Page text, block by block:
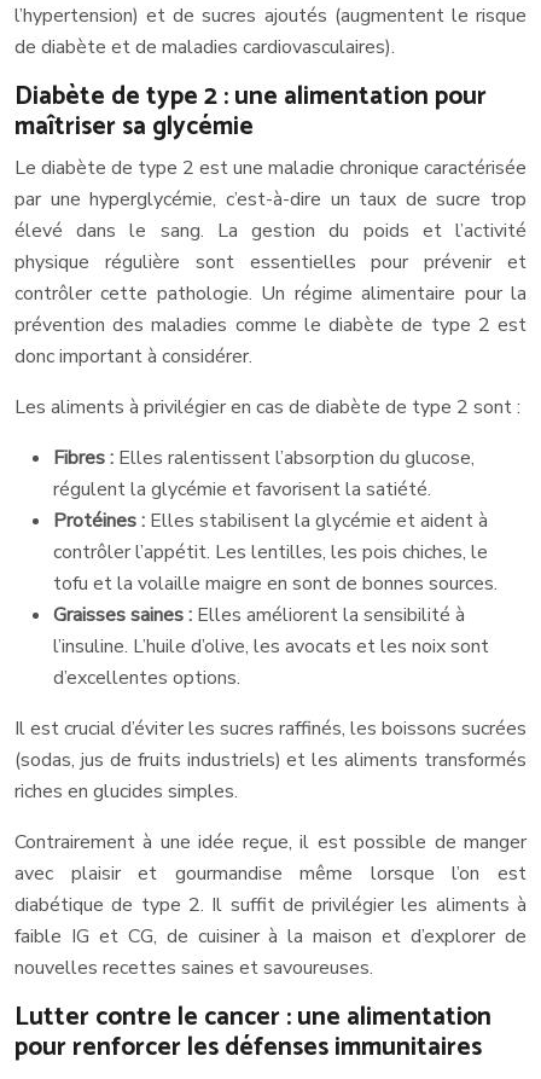
l’hypertension) et de sucres ajoutés (augmentent le risque
de diabète et de maladies cardiovasculaires).
Diabète de type 2 : une alimentation pour
maîtriser sa glycémie
Le diabète de type 2 est une maladie chronique caractérisée
par une hyperglycémie, c’est-à-dire un taux de sucre trop
élevé dans le sang. La gestion du poids et l’activité
physique régulière sont essentielles pour prévenir et
contrôler cette pathologie. Un régime alimentaire pour la
prévention des maladies comme le diabète de type 2 est
donc important à considérer.
Les aliments à privilégier en cas de diabète de type 2 sont :
Fibres : Elles ralentissent l’absorption du glucose,
régulent la glycémie et favorisent la satiété.
Protéines : Elles stabilisent la glycémie et aident à
contrôler l’appétit. Les lentilles, les pois chiches, le
tofu et la volaille maigre en sont de bonnes sources.
Graisses saines : Elles améliorent la sensibilité à
l’insuline. L’huile d’olive, les avocats et les noix sont
d’excellentes options.
Il est crucial d’éviter les sucres raffinés, les boissons sucrées
(sodas, jus de fruits industriels) et les aliments transformés
riches en glucides simples.
Contrairement à une idée reçue, il est possible de manger
avec plaisir et gourmandise même lorsque l’on est
diabétique de type 2. Il suffit de privilégier les aliments à
faible IG et CG, de cuisiner à la maison et d’explorer de
nouvelles recettes saines et savoureuses.
Lutter contre le cancer : une alimentation
pour renforcer les défenses immunitaires